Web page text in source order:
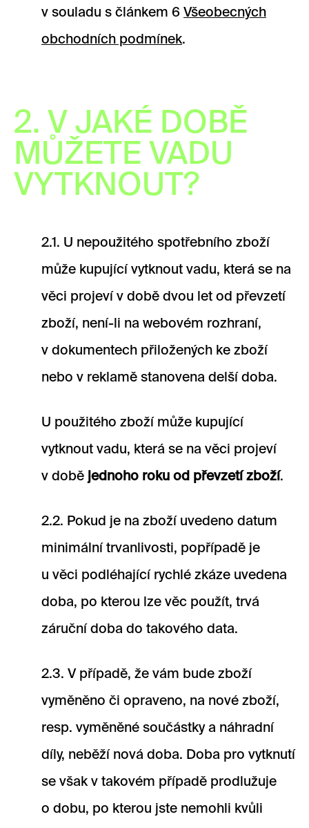
v souladu s článkem 6 Všeobecných
obchodních podmínek.
2. V JAKÉ DOBĚ
MŮŽETE VADU
VYTKNOUT?
2.1. U nepoužitého spotřebního zboží
může kupující vytknout vadu, která se na
věci projeví v době dvou let od převzetí
zboží, není-li na webovém rozhraní,
v dokumentech přiložených ke zboží
nebo v reklamě stanovena delší doba.
U použitého zboží může kupující
vytknout vadu, která se na věci projeví
v době jednoho roku od převzetí zboží.
2.2. Pokud je na zboží uvedeno datum
minimální trvanlivosti, popřípadě je
u věci podléhající rychlé zkáze uvedena
doba, po kterou lze věc použít, trvá
záruční doba do takového data.
2.3. V případě, že vám bude zboží
vyměněno či opraveno, na nové zboží,
resp. vyměněné součástky a náhradní
díly, neběží nová doba. Doba pro vytknutí
se však v takovém případě prodlužuje
o dobu, po kterou jste nemohli kvůli